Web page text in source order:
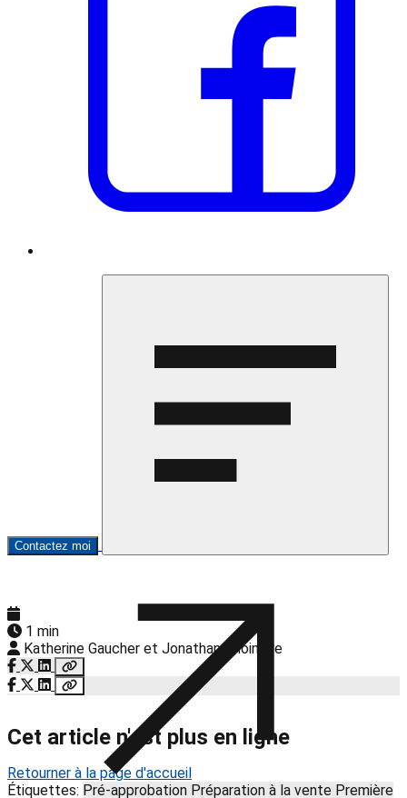
Contactez moi
1 min
Katherine Gaucher et Jonathan Choinière
Cet article n'est plus en ligne
Retourner à la page d'accueil
Étiquettes: Pré-approbation Préparation à la vente Première